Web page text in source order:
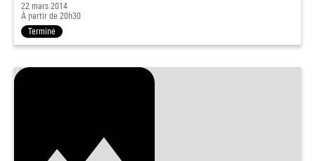
22 mars 2014
À partir de 20h30
Terminé